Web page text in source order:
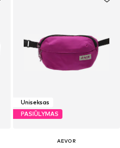
Uniseksas
PASIŪLYMAS
AEVOR